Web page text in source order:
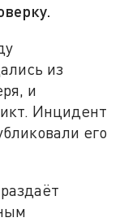
из
и
Инцидент
его